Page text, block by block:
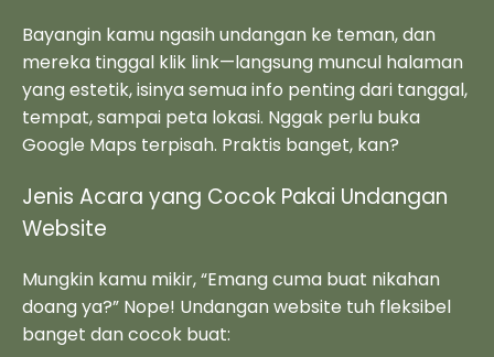
Bayangin kamu ngasih undangan ke teman, dan
mereka tinggal klik link—langsung muncul halaman
yang estetik, isinya semua info penting dari tanggal,
tempat, sampai peta lokasi. Nggak perlu buka
Google Maps terpisah. Praktis banget, kan?
Jenis Acara yang Cocok Pakai Undangan
Website
Mungkin kamu mikir, “Emang cuma buat nikahan
doang ya?” Nope! Undangan website tuh fleksibel
banget dan cocok buat: